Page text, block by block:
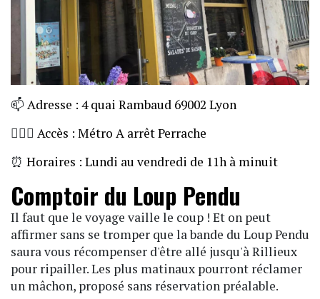
📫 Adresse : 4 quai Rambaud 69002 Lyon
🏃🏼‍♀️ Accès : Métro A arrêt Perrache
⏰ Horaires : Lundi au vendredi de 11h à minuit
Comptoir du Loup Pendu
Il faut que le voyage vaille le coup ! Et on peut
affirmer sans se tromper que la bande du Loup Pendu
saura vous récompenser d'être allé jusqu'à Rillieux
pour ripailler. Les plus matinaux pourront réclamer
un mâchon, proposé sans réservation préalable.